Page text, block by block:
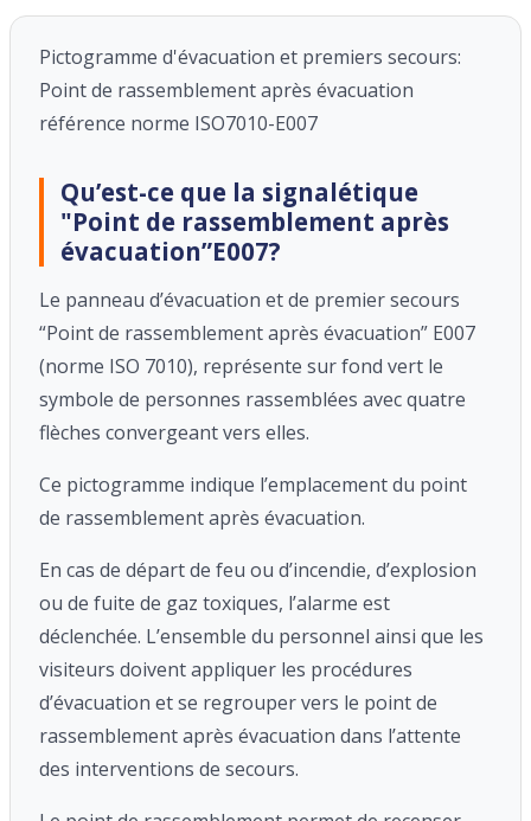
Pictogramme d'évacuation et premiers secours:
Point de rassemblement après évacuation
référence norme ISO7010-E007
Qu’est-ce que la signalétique
"Point de rassemblement après
évacuation”E007?
Le panneau d’évacuation et de premier secours
“Point de rassemblement après évacuation” E007
(norme ISO 7010), représente sur fond vert le
symbole de personnes rassemblées avec quatre
flèches convergeant vers elles.
Ce pictogramme indique l’emplacement du point
de rassemblement après évacuation.
En cas de départ de feu ou d’incendie, d’explosion
ou de fuite de gaz toxiques, l’alarme est
déclenchée. L’ensemble du personnel ainsi que les
visiteurs doivent appliquer les procédures
d’évacuation et se regrouper vers le point de
rassemblement après évacuation dans l’attente
des interventions de secours.